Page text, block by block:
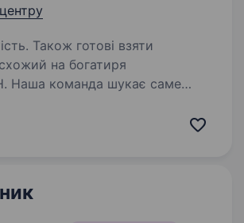
Також готові взяти
Наша команда шукає саме
навантажувальні роботи